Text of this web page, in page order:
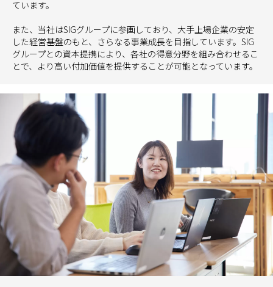
ています。
また、当社はSIGグループに参画しており、大手上場企業の安定
した経営基盤のもと、さらなる事業成長を目指しています。SIG
グループとの資本提携により、各社の得意分野を組み合わせるこ
とで、より高い付加価値を提供することが可能となっています。